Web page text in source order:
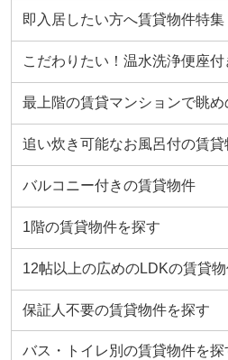
即入居したい方へ賃貸物件特集
こだわりたい！温水洗浄便座
最上階の賃貸マンションで眺め
追い炊き可能なお風呂付の賃貸
バルコニー付きの賃貸物件
1階の賃貸物件を探す
12帖以上の広めのLDKの賃貸
保証人不要の賃貸物件を探す
バス・トイレ別の賃貸物件を探